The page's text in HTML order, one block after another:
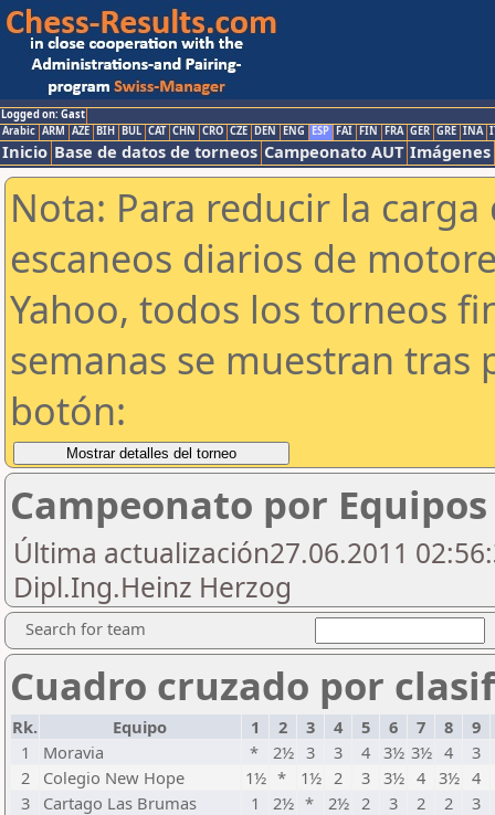
Logged on: Gast
Arabic ARM AZE BIH BUL CAT CHN CRO CZE DEN ENG ESP FAI FIN FRA GER GRE INA
Inicio Base de datos de torneos Campeonato AUT Imágenes
Nota: Para reducir la
escaneos diarios de
Yahoo, todos los torneos
semanas se muestran tras
botón:
Campeonato por Equipos
Última actualización27.06.2011
Dipl.Ing.Heinz Herzog
Search for team
Cuadro cruzado por
Rk. Equipo 1 2 3 4 5 6 7 8
9
1
Moravia * 2½ 3 3 4 3½ 3½ 4
3
2
Colegio New Hope 1½ * 1½ 2 3 3½ 4 3½ 4
3
Cartago Las Brumas 1 2½ * 2½ 2 3 2 2
3